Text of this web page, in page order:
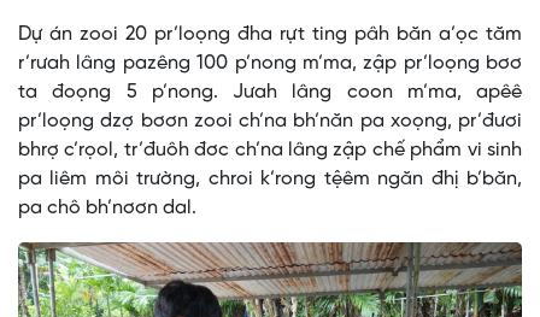
Dự án zooi 20 pr’loọng đha rựt ting pâh băn a’ọc tăm
r’rưah lâng pazêng 100 p’nong m’ma, zập pr’loọng bơơ
ta đoọng 5 p’nong. Jưah lâng coon m’ma, apêê
pr’loọng dzợ bơơn zooi ch’na bh’năn pa xoọng, pr’đươi
bhrợ c’rọol, tr’đuôh đơc ch’na lâng zập chế phẩm vi sinh
pa liêm môi trường, chroi k’rong tệêm ngăn đhị b’băn,
pa chô bh’nơơn dal.